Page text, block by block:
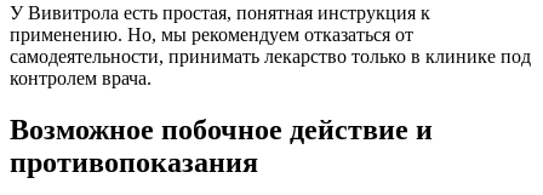
У Вивитрола есть простая, понятная инструкция к
применению. Но, мы рекомендуем отказаться от
самодеятельности, принимать лекарство только в клинике под
контролем врача.
Возможное побочное действие и
противопоказания